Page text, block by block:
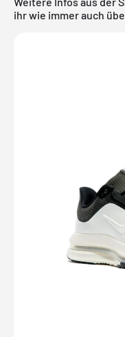
ihr wie immer auch